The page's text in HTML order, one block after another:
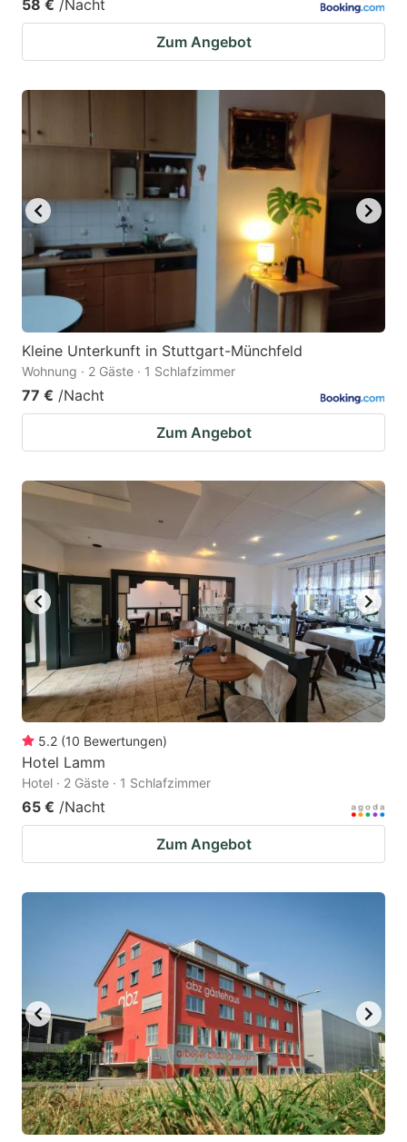
58 € /Nacht
Zum Angebot
Kleine Unterkunft in Stuttgart-Münchfeld
Wohnung · 2 Gäste · 1 Schlafzimmer
77 € /Nacht
Zum Angebot
5.2 (10 Bewertungen)
Hotel Lamm
Hotel · 2 Gäste · 1 Schlafzimmer
65 € /Nacht
Zum Angebot